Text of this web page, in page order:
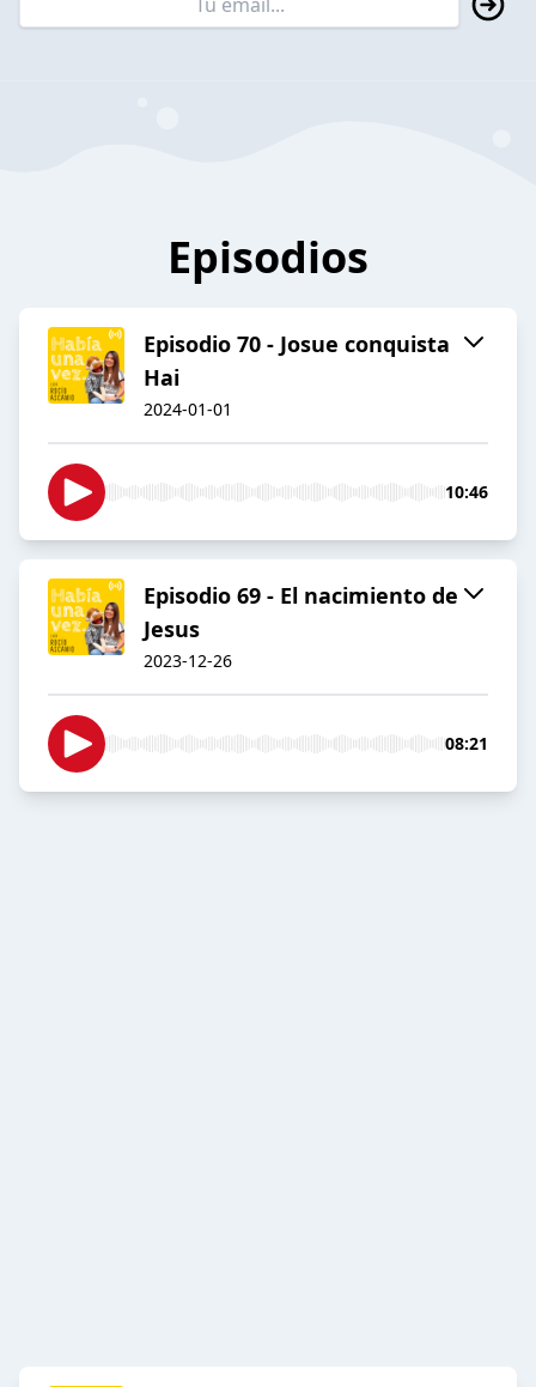
Episodios
Episodio 70 - Josue conquista
Hai
2024-01-01
10:46
Episodio 69 - El nacimiento de
Jesus
2023-12-26
08:21